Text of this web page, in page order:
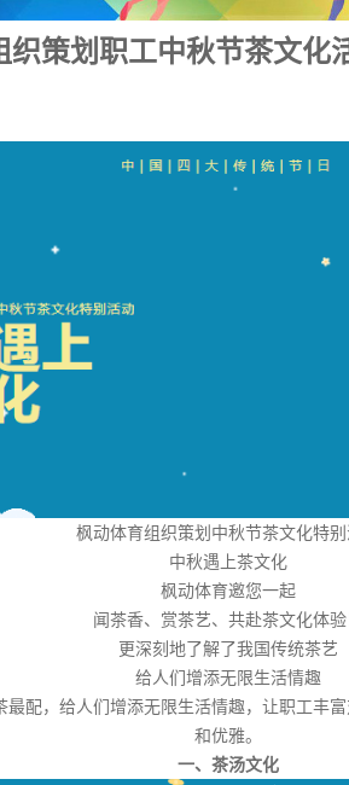
策划职工中秋节茶文化
枫动体育组织策划中秋节茶文化特
中秋遇上茶文化
枫动体育邀您一起
闻茶香、赏茶艺、共赴茶文化体验
更深刻地了解了我国传统茶艺
给人们增添无限生活情趣
配，给人们增添无限生活情趣，让职工丰
和优雅。
一、茶汤文化